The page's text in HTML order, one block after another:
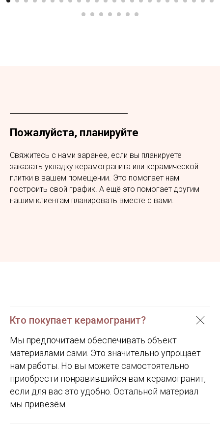
Пожалуйста, планируйте
Свяжитесь с нами заранее, если вы планируете
заказать укладку керамогранита или керамической
плитки в вашем помещении. Это помогает нам
построить свой график. А ещё это помогает другим
нашим клиентам планировать вместе с вами.
Кто покупает керамогранит?
Мы предпочитаем обеспечивать объект
материалами сами. Это значительно упрощает
нам работы. Но вы можете самостоятельно
приобрести понравившийся вам керамогранит,
если для вас это удобно. Остальной материал
мы привезём.
обсудить укладку керамогранита на